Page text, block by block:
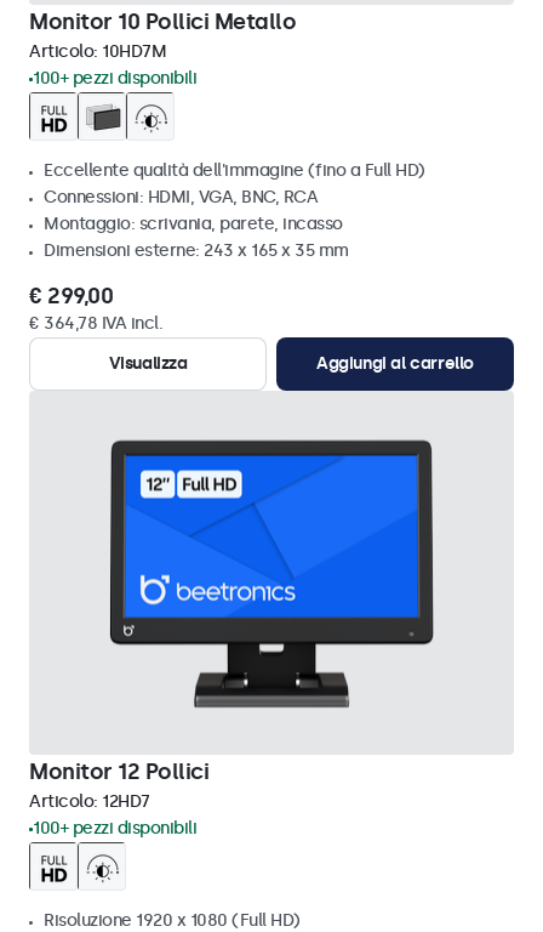
Monitor 10 Pollici Metallo
Articolo: 10HD7M
100+ pezzi disponibili
Eccellente qualità dell'immagine (fino a Full HD)
Connessioni: HDMI, VGA, BNC, RCA
Montaggio: scrivania, parete, incasso
Dimensioni esterne: 243 x 165 x 35 mm
€ 299,00
€ 364,78 IVA incl.
Visualizza
Aggiungi al carrello
Monitor 12 Pollici
Articolo: 12HD7
100+ pezzi disponibili
Risoluzione 1920 x 1080 (Full HD)